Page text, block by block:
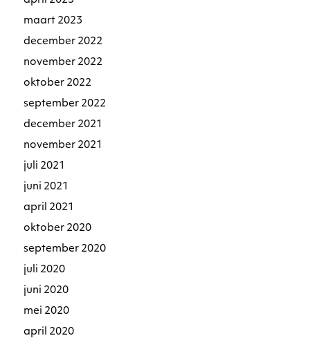
maart 2023
december 2022
november 2022
oktober 2022
september 2022
december 2021
november 2021
juli 2021
juni 2021
april 2021
oktober 2020
september 2020
juli 2020
juni 2020
mei 2020
april 2020